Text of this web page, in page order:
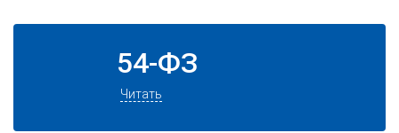
54-ФЗ
Читать